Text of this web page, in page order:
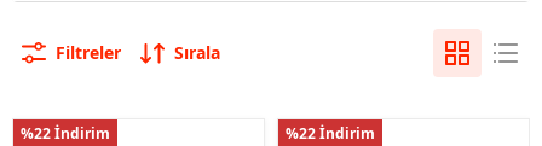
Filtreler Sırala
%22 İndirim %22 İndirim